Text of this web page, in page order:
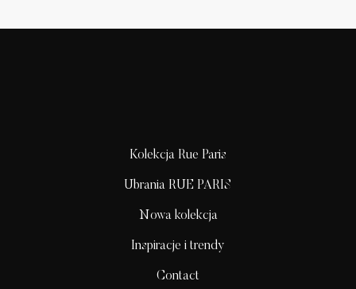
Kolekcja Rue Paris
Ubrania RUE PARIS
Nowa kolekcja
Inspiracje i trendy
Contact